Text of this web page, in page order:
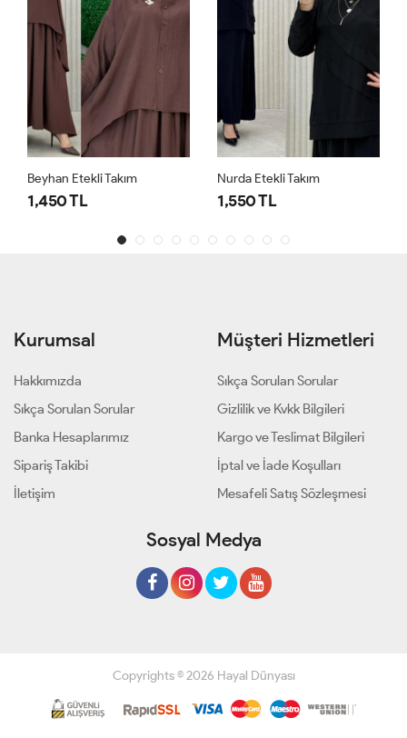
Beyhan Etekli Takım
1,450 TL
Nurda Etekli Takım
1,550 TL
Kurumsal
Hakkımızda
Sıkça Sorulan Sorular
Banka Hesaplarımız
Sipariş Takibi
İletişim
Müşteri Hizmetleri
Sıkça Sorulan Sorular
Gizlilik ve Kvkk Bilgileri
Kargo ve Teslimat Bilgileri
İptal ve İade Koşulları
Mesafeli Satış Sözleşmesi
Sosyal Medya
Copyrights © 2026 Hayal Dünyası